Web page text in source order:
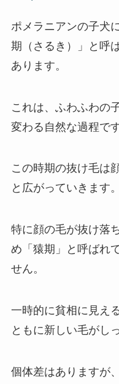
ポメラニアンの子犬
期（さるき）」と呼
あります。
これは、ふわふわの
変わる自然な過程です
この時期の抜け毛は
と広がっていきます。
特に顔の毛が抜け落
め「猿期」と呼ばれ
せん。
一時的に貧相に見え
ともに新しい毛がし
個体差はありますが